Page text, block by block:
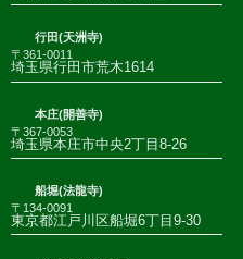
行田(天洲寺)
〒361-0011
埼玉県行田市荒木1614
本庄(開善寺)
〒367-0053
埼玉県本庄市中央2丁目8-26
船堀(法龍寺)
〒134-0091
東京都江戸川区船堀6丁目9-30